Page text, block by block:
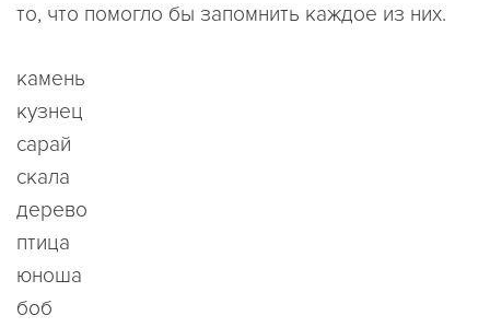
то, что помогло бы запомнить каждое из них.
камень
кузнец
сарай
скала
дерево
птица
юноша
боб